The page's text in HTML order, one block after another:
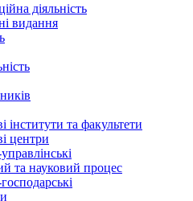
діяльність
видання
інститути та факультети
центри
та науковий процес